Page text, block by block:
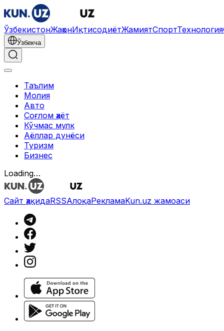
ЎзбекистонЖаҳонИқтисодиётЖамиятСпортТехнология
Ўзбекча
Таълим
Молия
Авто
Соғлом ҳаёт
Кўчмас мулк
Аёллар дунёси
Туризм
Бизнес
Loading…
Сайт ҳақидаRSSАлоқаРекламаKun.uz жамоаси